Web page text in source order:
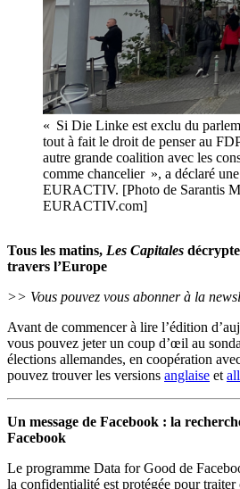
« Si Die Linke est exclu du
tout à fait le droit de penser au
autre grande coalition avec les
comme chancelier », a déclaré
EURACTIV. [Photo de Sarantis
EURACTIV.com]
Tous les matins, Les Capitales
travers l’Europe
>> Vous pouvez vous abonner à la
Avant de commencer à lire l’édition d’
vous pouvez jeter un coup d’œil au
élections allemandes, en coopération
pouvez trouver les versions anglaise et
Un message de Facebook : la
Facebook
Le programme Data for Good de
la confidentialité est protégée pour